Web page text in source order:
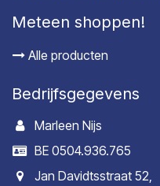
Meteen shoppen!
Alle producten
Bedrijfsgegevens
Marleen Nijs
BE 0504.936.765
Jan Davidtsstraat 52,